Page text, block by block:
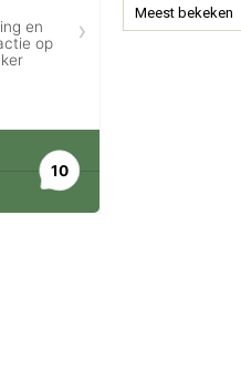
Meest bekeken